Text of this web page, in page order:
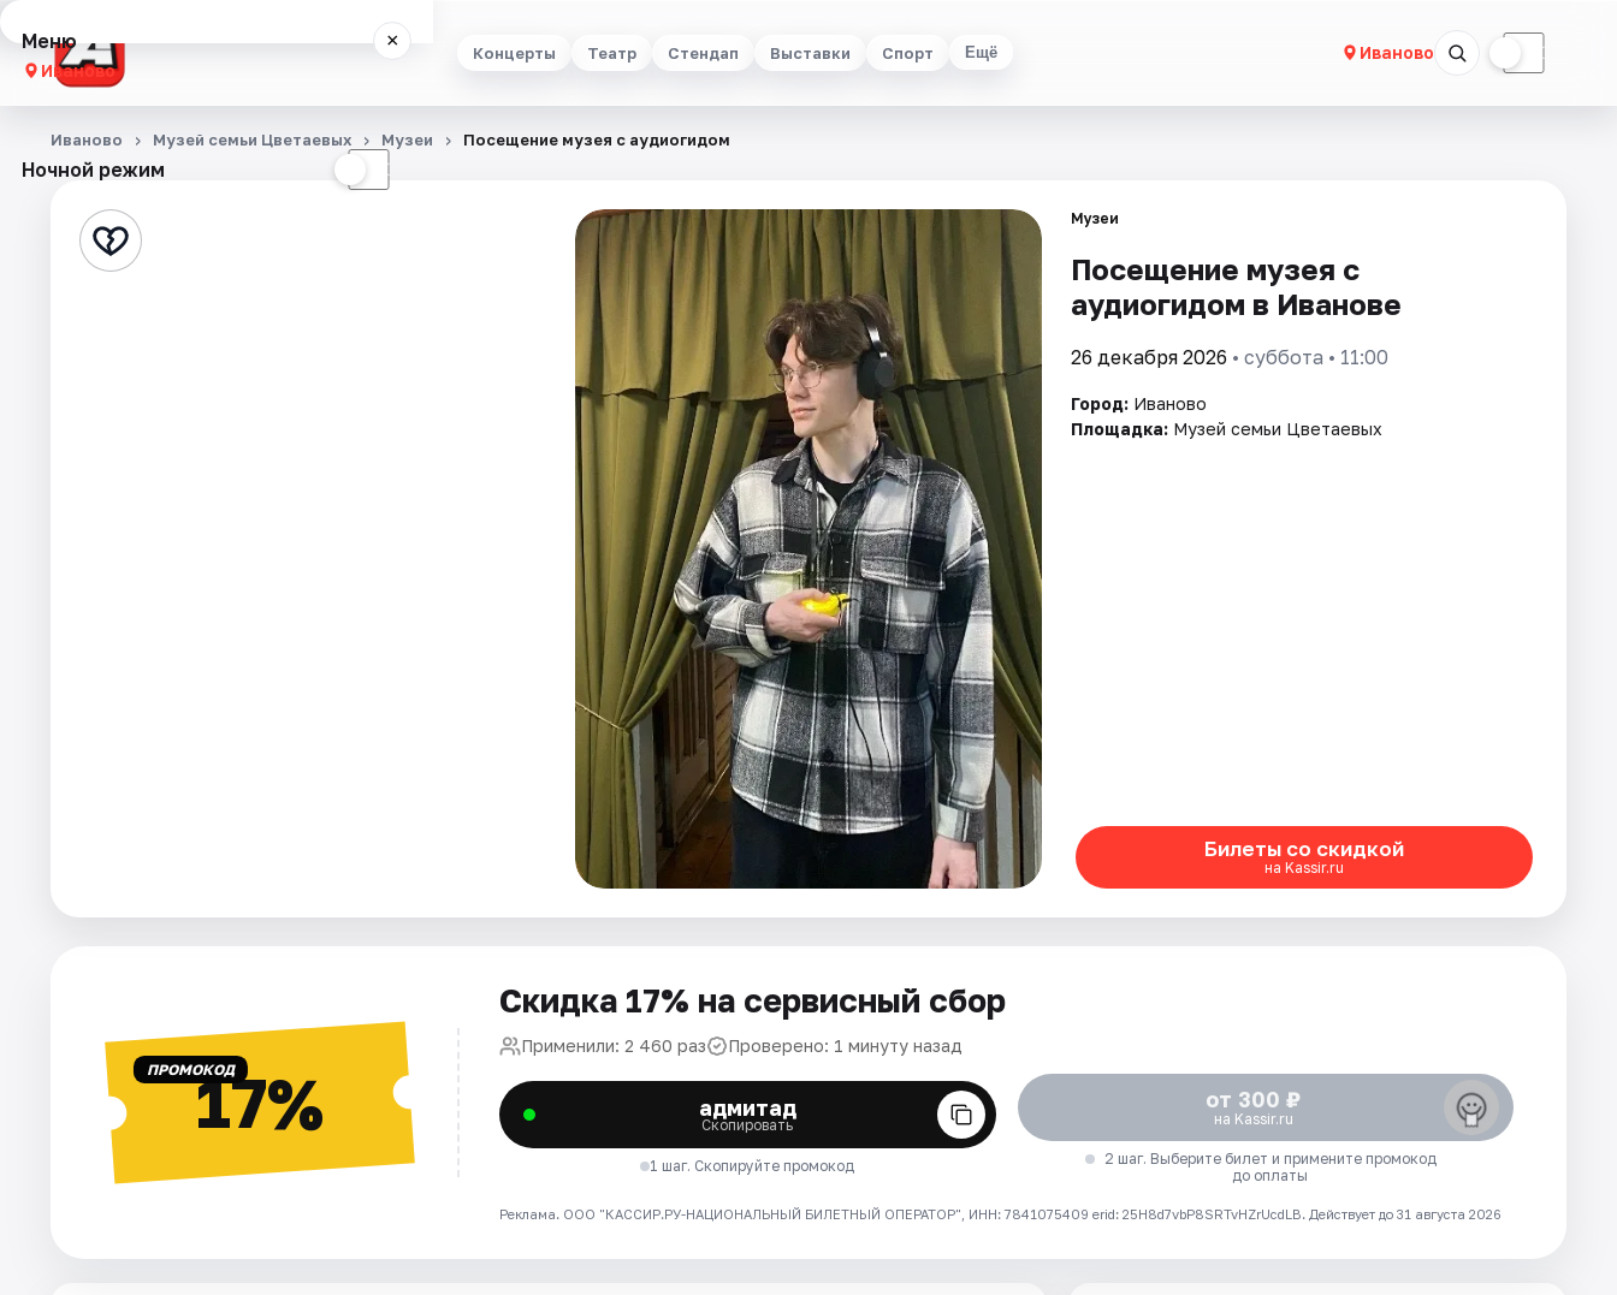
Концерты Театр Стендап Выставки Спорт Ещё Иваново ☾
Меню ×
Иваново
Концерты
Стендап
Ночной режим ☾
Иваново Музей семьи Цветаевых Музеи Посещение музея с аудиогидом
Музеи
Посещение музея с
аудиогидом в Иванове
26 декабря 2026 • суббота • 11:00
Город: Иваново
Площадка: Музей семьи Цветаевых
Билеты со скидкой
на Kassir.ru
ПРОМОКОД17%
Скидка 17% на сервисный сбор
Применили: 2 460 раз Проверено: 1 минуту назад
адмитад
Скопировать
1 шаг. Скопируйте промокод
от 300 ₽
на Kassir.ru
2 шаг. Выберите билет и примените промокод
до оплаты
Реклама. ООО "КАССИР.РУ-НАЦИОНАЛЬНЫЙ БИЛЕТНЫЙ ОПЕРАТОР", ИНН: 7841075409 erid: 25H8d7vbP8SRTvHZrUcdLB. Действует до 31 августа 2026